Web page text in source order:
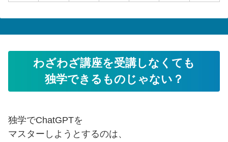
わざわざ講座を受講しなくても
独学できるものじゃない？
独学でChatGPTを
マスターしようとするのは、